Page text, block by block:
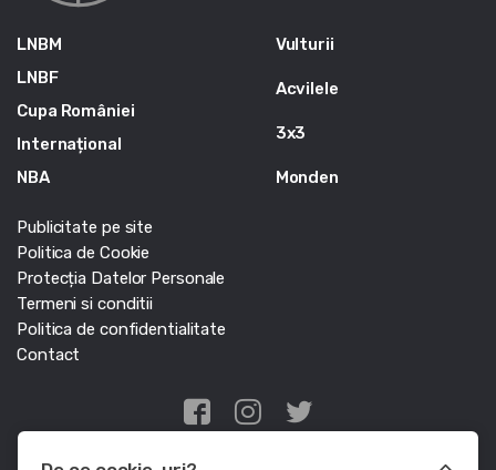
LNBM
LNBF
Cupa României
Internațional
NBA
Vulturii
Acvilele
3x3
Monden
Publicitate pe site
Politica de Cookie
Protecția Datelor Personale
Termeni si conditii
Politica de confidentialitate
Contact
Edris Digital Agency